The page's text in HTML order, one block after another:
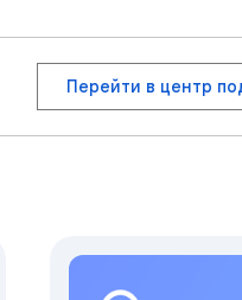
Перейти в центр